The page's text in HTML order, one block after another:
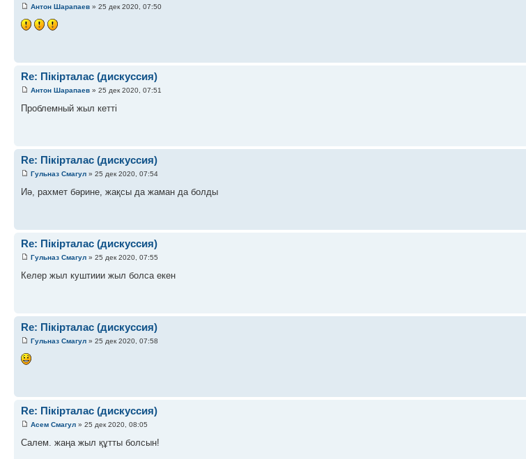
Антон Шарапаев » 25 дек 2020, 07:50
Re: Пікірталас (дискуссия)
Антон Шарапаев » 25 дек 2020, 07:51
Проблемный жыл кетті
Re: Пікірталас (дискуссия)
Гульназ Смагул » 25 дек 2020, 07:54
Иә, рахмет бәрине, жақсы да жаман да болды
Re: Пікірталас (дискуссия)
Гульназ Смагул » 25 дек 2020, 07:55
Келер жыл куштиии жыл болса екен
Re: Пікірталас (дискуссия)
Гульназ Смагул » 25 дек 2020, 07:58
Re: Пікірталас (дискуссия)
Асем Смагул » 25 дек 2020, 08:05
Салем. жаңа жыл құтты болсын!